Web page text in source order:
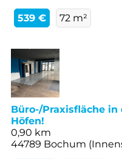
539 € 72 m²
Büro-/Praxisfläche
Höfen!
0,90 km
44789 Bochum